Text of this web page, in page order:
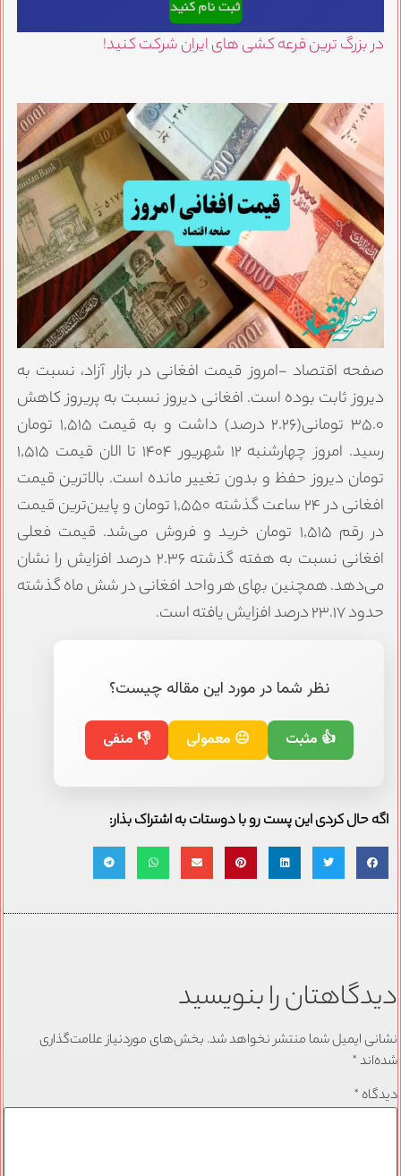
در بزرگ ترین قرعه کشی های ایران شرکت کنید!
صفحه اقتصاد -امروز قیمت افغانی در بازار آزاد، نسبت به
دیروز ثابت بوده است. افغانی دیروز نسبت به پریروز کاهش
۳۵.۰ تومانی(۲.۲۶ درصد) داشت و به قیمت ۱,۵۱۵ تومان
رسید. امروز چهارشنبه ۱۲ شهریور ۱۴۰۴ تا الان قیمت ۱,۵۱۵
تومان دیروز حفظ و بدون تغییر مانده است. بالاترین قیمت
افغانی در ۲۴ ساعت گذشته ۱,۵۵۰ تومان و پایین‌ترین قیمت
در رقم ۱,۵۱۵ تومان خرید و فروش می‌شد. قیمت فعلی
افغانی نسبت به هفته گذشته ۲.۳۶ درصد افزایش را نشان
می‌دهد. همچنین بهای هر واحد افغانی در شش ماه گذشته
حدود ۲۳.۱۷ درصد افزایش یافته است.
نظر شما در مورد این مقاله چیست؟
👍 مثبت 😐 معمولی 👎 منفی
اگه حال کردی این پست رو با دوستات به اشتراک بذار:
دیدگاهتان را بنویسید
نشانی ایمیل شما منتشر نخواهد شد. بخش‌های موردنیاز علامت‌گذاری
شده‌اند*
دیدگاه *